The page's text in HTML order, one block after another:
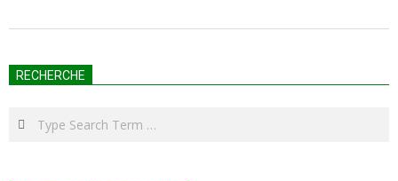
27RECHERCHE